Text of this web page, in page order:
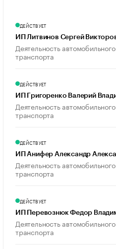
ДЕЙСТВУЕТ
ИП Литвинов Сергей
Деятельность
транспорта
ДЕЙСТВУЕТ
ИП Григоренко Валерий
Деятельность
транспорта
ДЕЙСТВУЕТ
ИП Анифер Александр
Деятельность
транспорта
ДЕЙСТВУЕТ
ИП Перевознюк Федор
Деятельность
транспорта